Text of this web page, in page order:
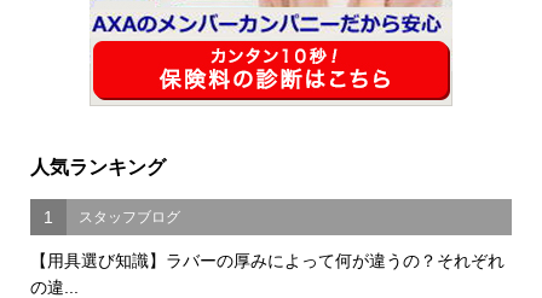
人気ランキング
1 スタッフブログ
【用具選び知識】ラバーの厚みによって何が違うの？それぞれ
の違...